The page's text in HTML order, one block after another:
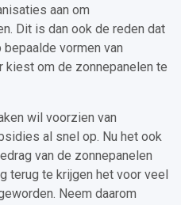
aan om
Dit is dan ook de reden dat
vormen van
om de zonnepanelen te
wil voorzien van
al snel op. Nu het ook
van de zonnepanelen
terug te krijgen het voor veel
Neem daarom